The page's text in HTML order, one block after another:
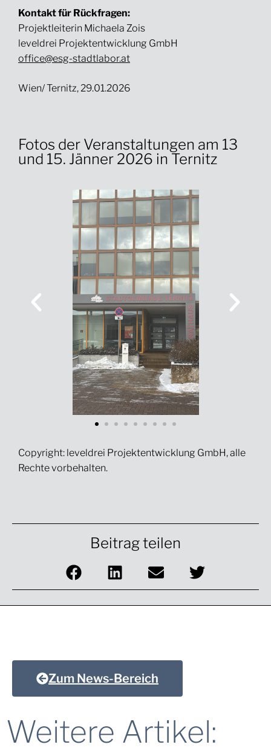
Kontakt für Rückfragen:
Projektleiterin Michaela Zois
leveldrei Projektentwicklung GmbH
office@esg-stadtlabor.at
Wien/ Ternitz, 29.01.2026
Fotos der Veranstaltungen am 13
und 15. Jänner 2026 in Ternitz
Copyright: leveldrei Projektentwicklung GmbH, alle
Rechte vorbehalten.
Beitrag teilen
Zum News-Bereich
Weitere Artikel: